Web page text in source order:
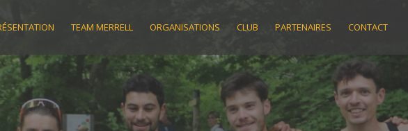
TEAM MERRELL ORGANISATIONS CLUB PARTENAIRES CONTACT